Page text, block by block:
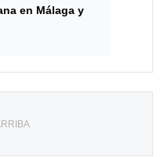
en Málaga y